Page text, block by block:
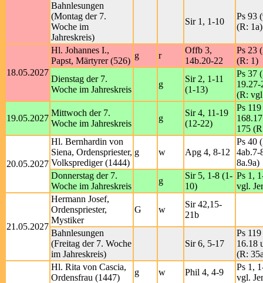
Bahnlesungen
(Montag der 7.
Woche im
Jahreskreis)
Sir 1, 1-10
Ps 93
(R: 1a)
18.05.2027
Hl. Johannes I.,
Papst, Märtyrer (526)
g r
Offb 3,
14b.20-22
Ps 23
(R: 1)
Dienstag der 7.
Woche im Jahreskreis
g
Sir 2, 1-11
(1-13)
Ps 37
19.27-
(R:
19.05.2027
Mittwoch der 7.
Woche im Jahreskreis
g
Sir 4, 11-19
(12-22)
Ps
175
20.05.2027
Hl. Bernhardin von
Siena, Ordenspriester,
Volksprediger (1444)
g w Apg 4, 8-12
Ps 40
4ab.7-
8a.9a)
Donnerstag der 7.
Woche im Jahreskreis
g
Sir 5, 1-8 (1-
10)
Ps 1,
vgl.
21.05.2027
Hermann Josef,
Ordenspriester,
Mystiker
G w
Sir 42,15-
21b
Bahnlesungen
(Freitag der 7. Woche
im Jahreskreis)
Sir 6, 5-17
Ps
16.18
(R:
Hl. Rita von Cascia,
Ordensfrau (1447)
g w Phil 4, 4-9
Ps 1,
vgl.